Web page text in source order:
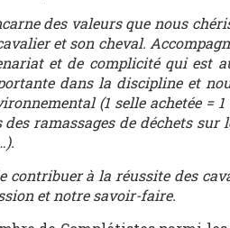
des valeurs que nous
et son cheval.
et de complicité qui est
dans la discipline et
(1 selle achetée =
ramassages de déchets
contribuer à la réussite des
et notre savoir-faire.